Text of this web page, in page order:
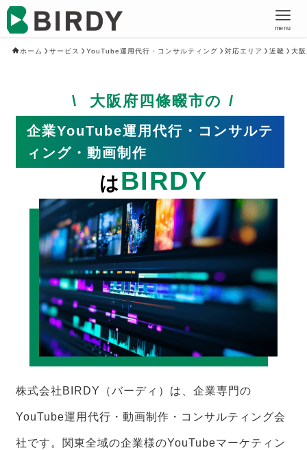
menu
ホーム サービス YouTube運用代行・コンサルティング 対応エリア 近畿 大
大阪府四條畷市の
企業YouTube運用代行・コンサルテ
ィング・動画制作
はBIRDY
株式会社BIRDY（バーディ）は、企業専門の
YouTube運用代行・動画制作・コンサルティング会
社です。関東全域の企業様のYouTubeマーケティン